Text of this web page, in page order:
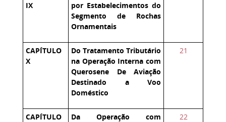
IX
por Estabelecimentos do
Segmento de Rochas
Ornamentais
CAPÍTULO
X
Do Tratamento Tributário
na Operação Interna com
Querosene De Aviação
Destinado a Voo
Doméstico
21
CAPÍTULO
Da Operação com
22